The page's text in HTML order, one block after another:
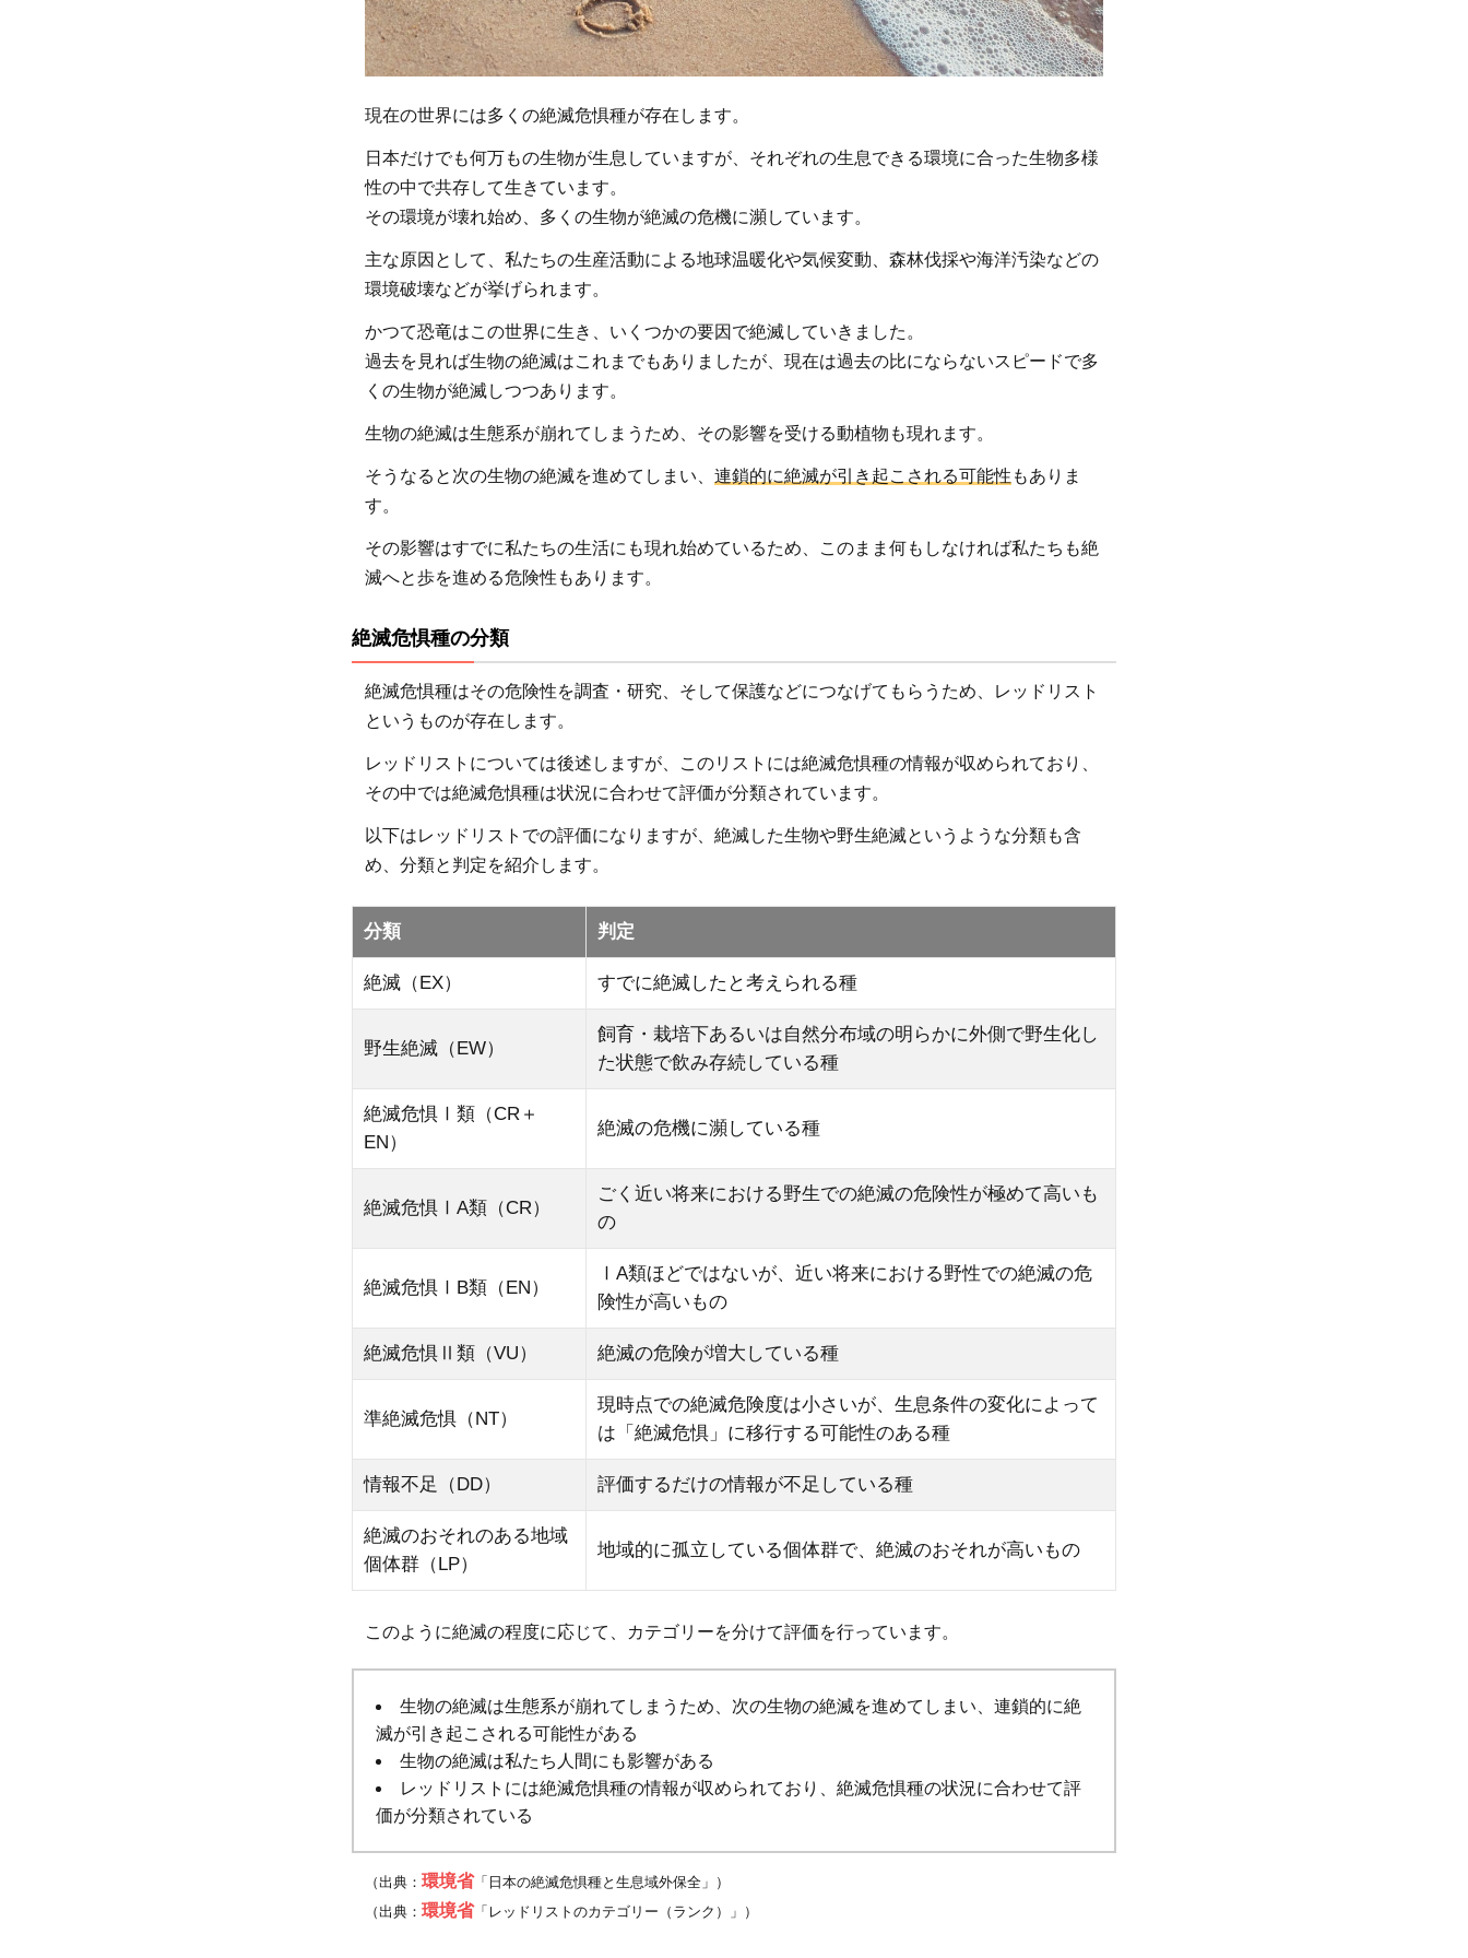
自然保護
連合
（IUCN）
リスト
2.1
レッ
ドリ
スト
とは
海
の
絶
滅
惧
種
3.1
日本
や海
洋生
物
世界
の魚
や海
洋生
は不
足し
る種
も
4
海
絶
惧
種
が
増
え
要
因
と
対
策
4.1
絶滅
危惧
種が
増え
るの
か
4.2
海の
現在の世界には多くの絶滅危惧種が存在します。
日本だけでも何万もの生物が生息していますが、それぞれの生息できる環境に合った生物多様
性の中で共存して生きています。
その環境が壊れ始め、多くの生物が絶滅の危機に瀕しています。
主な原因として、私たちの生産活動による地球温暖化や気候変動、森林伐採や海洋汚染などの
環境破壊などが挙げられます。
かつて恐竜はこの世界に生き、いくつかの要因で絶滅していきました。
過去を見れば生物の絶滅はこれまでもありましたが、現在は過去の比にならないスピードで多
くの生物が絶滅しつつあります。
生物の絶滅は生態系が崩れてしまうため、その影響を受ける動植物も現れます。
そうなると次の生物の絶滅を進めてしまい、 連鎖的に絶滅が引き起こされる可能性 もありま
す。
その影響はすでに私たちの生活にも現れ始めているため、このまま何もしなければ私たちも絶
滅へと歩を進める危険性もあります。
絶滅危惧種の分類
絶滅危惧種はその危険性を調査・研究、そして保護などにつなげてもらうため、レッドリスト
というものが存在します。
レッドリストについては後述しますが、このリストには絶滅危惧種の情報が収められており、
その中では絶滅危惧種は状況に合わせて評価が分類されています。
以下はレッドリストでの評価になりますが、絶滅した生物や野生絶滅というような分類も含
め、分類と判定を紹介します。
分類 判定
絶滅（EX） すでに絶滅したと考えられる種
野生絶滅（EW）
飼育・栽培下あるいは自然分布域の明らかに外側で野生化し
た状態で飲み存続している種
絶滅危惧Ⅰ類（CR＋
EN）
絶滅の危機に瀕している種
絶滅危惧ⅠA類（CR）
ごく近い将来における野生での絶滅の危険性が極めて高いも
の
絶滅危惧ⅠB類（EN）
ⅠA類ほどではないが、近い将来における野性での絶滅の危
険性が高いもの
絶滅危惧Ⅱ類（VU） 絶滅の危険が増大している種
準絶滅危惧（NT）
現時点での絶滅危険度は小さいが、生息条件の変化によって
は「絶滅危惧」に移行する可能性のある種
情報不足（DD） 評価するだけの情報が不足している種
絶滅のおそれのある地域
個体群（LP）
地域的に孤立している個体群で、絶滅のおそれが高いもの
このように絶滅の程度に応じて、カテゴリーを分けて評価を行っています。
生物の絶滅は生態系が崩れてしまうため、次の生物の絶滅を進めてしまい、連鎖的に絶
滅が引き起こされる可能性がある
生物の絶滅は私たち人間にも影響がある
レッドリストには絶滅危惧種の情報が収められており、絶滅危惧種の状況に合わせて評
価が分類されている
（出典： 環境省「日本の絶滅危惧種と生息域外保全」）
（出典： 環境省「レッドリストのカテゴリー（ランク）」）